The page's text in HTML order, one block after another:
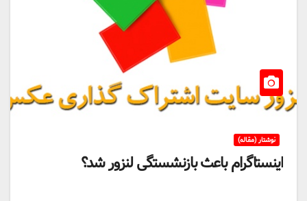
نوشتار (مقاله)
اینستاگرام باعث بازنشستگی لنزور شد؟